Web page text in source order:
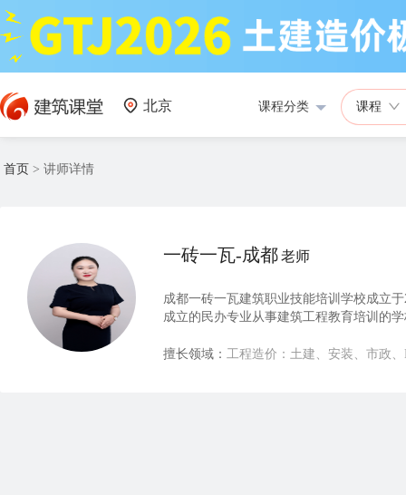
北京 课程分类 课程
首页 > 讲师详情
一砖一瓦-成都老师
成都一砖一瓦建筑职业技能培训学校成立
成立的民办专业从事建筑工程教育培训的
******资源，众创共赢，构建良好的学习
擅长领域： 工程造价：土建、安装、市政